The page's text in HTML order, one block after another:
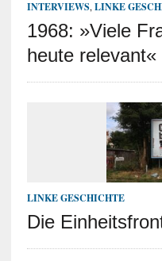
INTERVIEWS, LINKE
1968: »Viele
heute relevant«
LINKE GESCHICHTE
Die